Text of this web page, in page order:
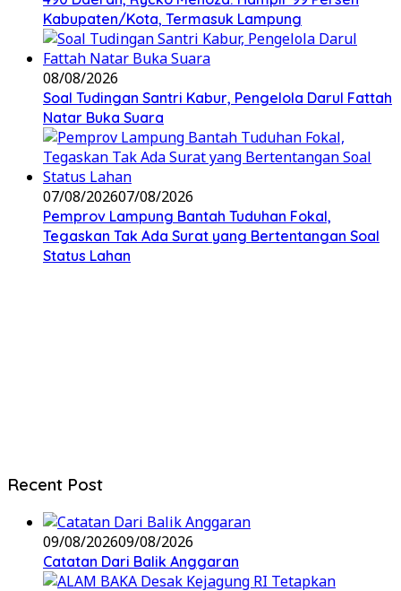
Kabupaten/Kota, Termasuk Lampung
08/08/2026
Soal Tudingan Santri Kabur, Pengelola Darul Fattah
Natar Buka Suara
07/08/202607/08/2026
Pemprov Lampung Bantah Tuduhan Fokal,
Tegaskan Tak Ada Surat yang Bertentangan Soal
Status Lahan
Recent Post
09/08/202609/08/2026
Catatan Dari Balik Anggaran